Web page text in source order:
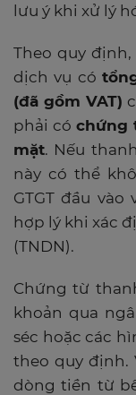
lưu ý khi xử lý
Theo quy
dịch vụ có
(đã gồm VAT)
phải cóchứng
mặt. Nếu
này có thể
GTGT đầu
hợp lý khi xác
(TNDN).
Chứng từ
khoản qua
séc hoặc các
theo quy định.
dòng tiền từ